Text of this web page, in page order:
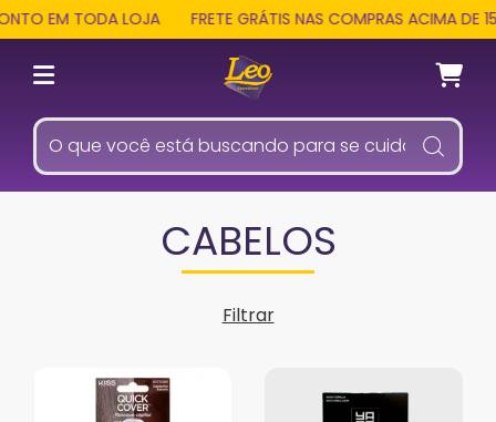
EM TODA LOJA FRETE GRÁTIS NAS COMPRAS ACIMA DE 159
CABELOS
Filtrar